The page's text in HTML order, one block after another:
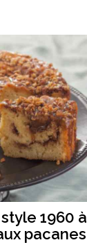
1960 à
pacanes